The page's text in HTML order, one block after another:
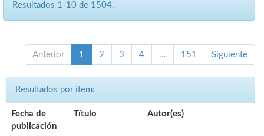
Resultados 1-10 de 1504.
Anterior 1 2 3 4 ... 151 Siguiente
Resultados por ítem:
Fecha de
publicación
Título Autor(es)